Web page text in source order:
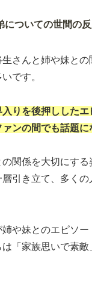
についての世間の
さんと姉や妹との
です。
りを後押しした
ンの間でも話題に
関係を大切にする
引き立て、多くの
姉や妹とのエピソ
「家族思いで素